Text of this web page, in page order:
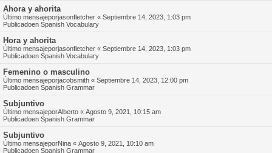
Ahora y ahorita
Último mensajeporjasonfletcher « Septiembre 14, 2023, 1:03 pm
Publicadoen Spanish Vocabulary
Hora y ahorita
Último mensajeporjasonfletcher « Septiembre 14, 2023, 1:03 pm
Publicadoen Spanish Vocabulary
Femenino o masculino
Último mensajeporjacobsmith « Septiembre 14, 2023, 12:00 pm
Publicadoen Spanish Grammar
Subjuntivo
Último mensajeporAlberto « Agosto 9, 2021, 10:15 am
Publicadoen Spanish Grammar
Subjuntivo
Último mensajeporNina « Agosto 9, 2021, 10:10 am
Publicadoen Spanish Grammar